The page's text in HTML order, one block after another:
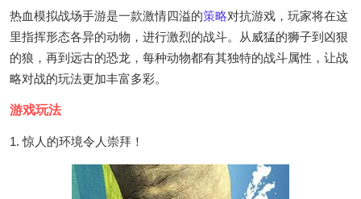
热血模拟战场手游是一款激情四溢的策略对抗游戏，玩家将在这
里指挥形态各异的动物，进行激烈的战斗。从威猛的狮子到凶狠
的狼，再到远古的恐龙，每种动物都有其独特的战斗属性，让战
略对战的玩法更加丰富多彩。
游戏玩法
1. 惊人的环境令人崇拜！